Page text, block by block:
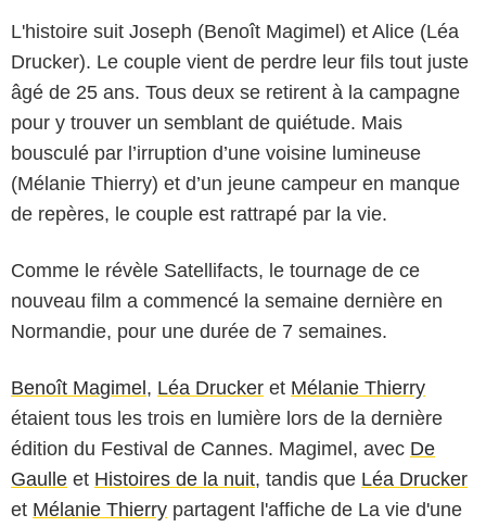
L'histoire suit Joseph (Benoît Magimel) et Alice (Léa
Drucker). Le couple vient de perdre leur fils tout juste
âgé de 25 ans. Tous deux se retirent à la campagne
pour y trouver un semblant de quiétude. Mais
bousculé par l’irruption d’une voisine lumineuse
(Mélanie Thierry) et d’un jeune campeur en manque
de repères, le couple est rattrapé par la vie.
Comme le révèle Satellifacts, le tournage de ce
nouveau film a commencé la semaine dernière en
Normandie, pour une durée de 7 semaines.
Benoît Magimel, Léa Drucker et Mélanie Thierry
étaient tous les trois en lumière lors de la dernière
édition du Festival de Cannes. Magimel, avec De
Gaulle et Histoires de la nuit, tandis que Léa Drucker
et Mélanie Thierry partagent l'affiche de La vie d'une